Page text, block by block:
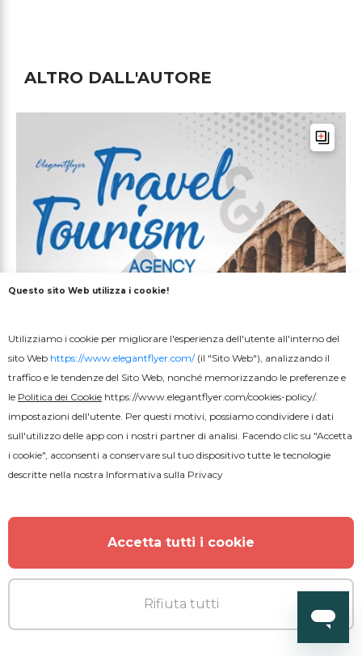
ALTRO DALL'AUTORE
Gratuito
Questo sito Web utilizza i cookie!
Utilizziamo i cookie per migliorare l'esperienza dell'utente all'interno del
sito Web https://www.elegantflyer.com/(il "Sito Web"), analizzando il
traffico e le tendenze del Sito Web, nonché memorizzando le preferenze e
le Politica dei Cookie https://www.elegantflyer.com/cookies-policy/.
impostazioni dell'utente. Per questi motivi, possiamo condividere i dati
sull'utilizzo delle app con i nostri partner di analisi. Facendo clic su "Accetta
i cookie", acconsenti a conservare sul tuo dispositivo tutte le tecnologie
descritte nella nostra Informativa sulla Privacy
Accetta tutti i cookie
Rifiuta tutti